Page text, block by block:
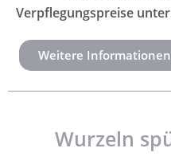
Verpflegungspreise
Weitere
Wurzeln